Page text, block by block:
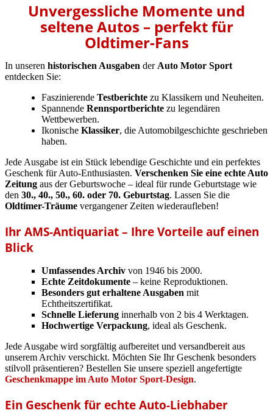
Unvergessliche Momente und
seltene Autos – perfekt für
Oldtimer-Fans
In unseren historischen Ausgaben der Auto Motor Sport
entdecken Sie:
Faszinierende Testberichte zu Klassikern und Neuheiten.
Spannende Rennsportberichte zu legendären
Wettbewerben.
Ikonische Klassiker, die Automobilgeschichte geschrieben
haben.
Jede Ausgabe ist ein Stück lebendige Geschichte und ein perfektes
Geschenk für Auto-Enthusiasten. Verschenken Sie eine echte Auto
Zeitung aus der Geburtswoche – ideal für runde Geburtstage wie
den 30., 40., 50., 60. oder 70. Geburtstag. Lassen Sie die
Oldtimer-Träume vergangener Zeiten wiederaufleben!
Ihr AMS-Antiquariat – Ihre Vorteile auf einen
Blick
Umfassendes Archiv von 1946 bis 2000.
Echte Zeitdokumente – keine Reproduktionen.
Besonders gut erhaltene Ausgaben mit
Echtheitszertifikat.
Schnelle Lieferung innerhalb von 2 bis 4 Werktagen.
Hochwertige Verpackung, ideal als Geschenk.
Jede Ausgabe wird sorgfältig aufbereitet und versandbereit aus
unserem Archiv verschickt. Möchten Sie Ihr Geschenk besonders
stilvoll präsentieren? Bestellen Sie unsere speziell angefertigte
Geschenkmappe im Auto Motor Sport-Design.
Ein Geschenk für echte Auto-Liebhaber